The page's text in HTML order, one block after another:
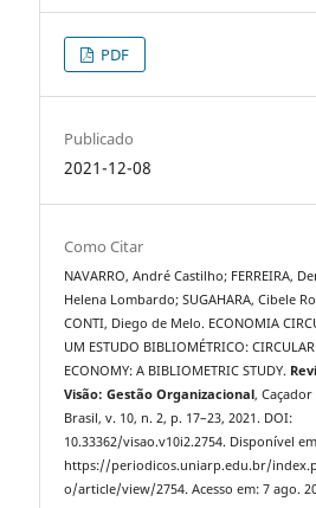
PDF
Publicado
2021-12-08
Como Citar
NAVARRO, André Castilho; FERREIRA,
Helena Lombardo; SUGAHARA, Cibele
CONTI, Diego de Melo. ECONOMIA
UM ESTUDO BIBLIOMÉTRICO: CIRCULAR
ECONOMY: A BIBLIOMETRIC STUDY.
Visão: Gestão Organizacional, Caçador
Brasil, v. 10, n. 2, p. 17–23, 2021. DOI:
10.33362/visao.v10i2.2754. Disponível
https://periodicos.uniarp.edu.br/
o/article/view/2754. Acesso em: 7 ago.